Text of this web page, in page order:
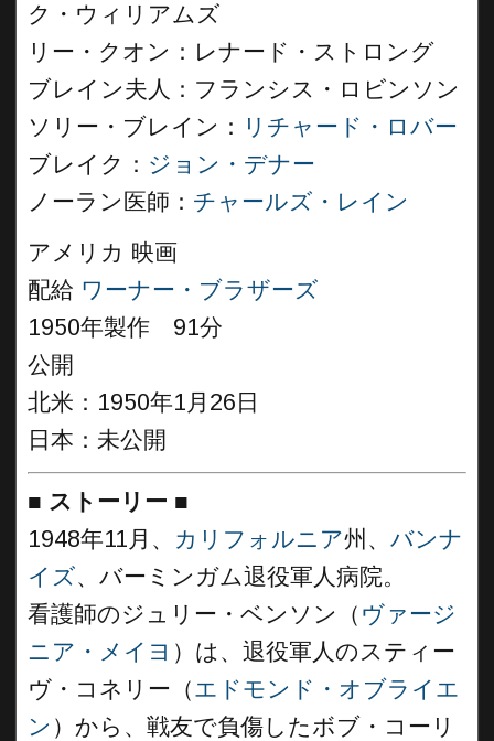
ク・ウィリアムズ
リー・クオン：レナード・ストロング
ブレイン夫人：フランシス・ロビンソン
ソリー・ブレイン： リチャード・ロバー
ブレイク： ジョン・デナー
ノーラン医師： チャールズ・レイン
アメリカ 映画
配給 ワーナー・ブラザーズ
1950年製作 91分
公開
北米：1950年1月26日
日本：未公開
■ ストーリー ■
1948年11月、 カリフォルニア州、 バンナ
イズ、バーミンガム退役軍人病院。
看護師のジュリー・ベンソン（ ヴァージ
ニア・メイヨ ）は、退役軍人のスティー
ヴ・コネリー（エドモンド・オブライエ
ン ）から、戦友で負傷したボブ・コーリ